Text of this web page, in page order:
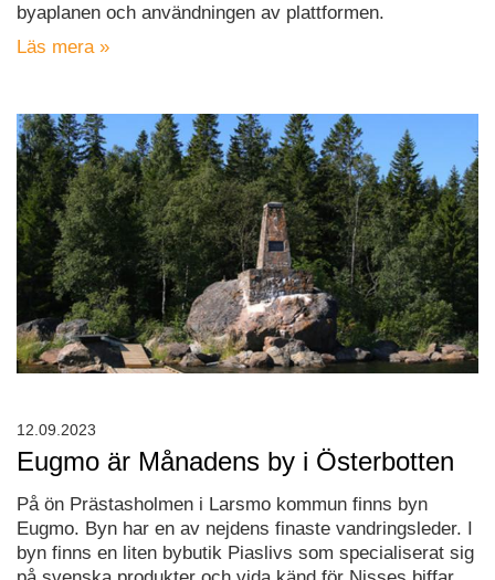
byaplanen och användningen av plattformen.
Läs mera »
Eugmo är Månadens by i Österbotten
På ön Prästasholmen i Larsmo kommun finns byn
Eugmo. Byn har en av nejdens finaste vandringsleder. I
byn finns en liten bybutik Piaslivs som specialiserat sig
12.09.2023